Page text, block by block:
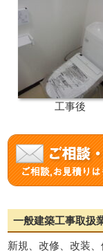
工事後
一般建築工事取扱
新規、改修、改装